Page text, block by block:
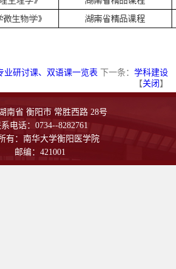
业研讨课、双语课一览表 下一条： 学科建设
【关闭 】
南省 衡阳市 常胜西路 28号
电话：0734--8282761
有：南华大学衡阳医学院
邮编：421001